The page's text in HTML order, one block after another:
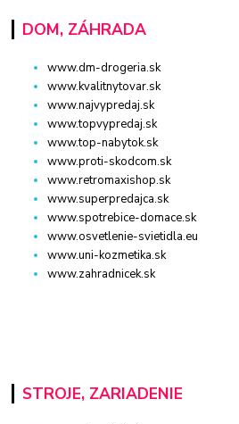
DOM, ZÁHRADA
www.dm-drogeria.sk
www.kvalitnytovar.sk
www.najvypredaj.sk
www.topvypredaj.sk
www.top-nabytok.sk
www.proti-skodcom.sk
www.retromaxishop.sk
www.superpredajca.sk
www.spotrebice-domace.sk
www.osvetlenie-svietidla.eu
www.uni-kozmetika.sk
www.zahradnicek.sk
STROJE, ZARIADENIE